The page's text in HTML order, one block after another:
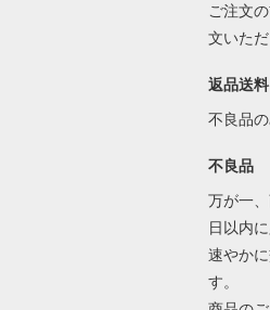
ご注文
文いた
返品送料
不良品
不良品
万が一
日以内
速やか
す。